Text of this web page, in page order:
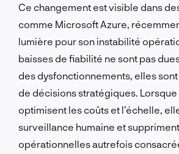
Ce changement est visible dans
comme Microsoft Azure,
lumière pour son instabilité
baisses de fiabilité ne sont pas
des dysfonctionnements, elles
de décisions stratégiques.
optimisent les coûts et l’échelle,
surveillance humaine et
opérationnelles autrefois